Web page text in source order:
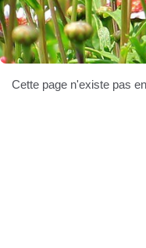
Cette page n'existe pas